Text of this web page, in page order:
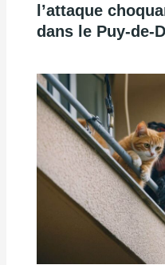
l’attaque
dans le Puy-de-